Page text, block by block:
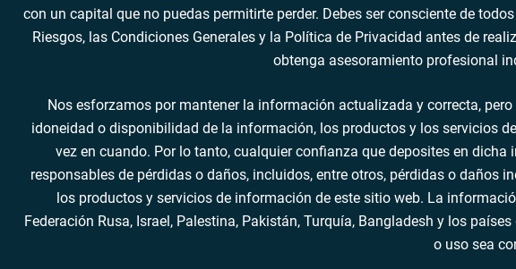
con un capital que no puedas permitirte perder. Debes ser consciente de
Riesgos, las Condiciones Generales y la Política de Privacidad antes de
obtenga asesoramiento profesional
Nos esforzamos por mantener la información actualizada y correcta,
idoneidad o disponibilidad de la información, los productos y los servicios
vez en cuando. Por lo tanto, cualquier confianza que deposites en
responsables de pérdidas o daños, incluidos, entre otros, pérdidas o daños
los productos y servicios de información de este sitio web. La
Federación Rusa, Israel, Palestina, Pakistán, Turquía, Bangladesh y los
o uso sea